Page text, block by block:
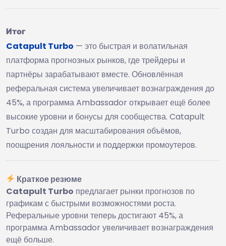
Итог
Catapult Turbo — это быстрая и волатильная
платформа прогнозных рынков, где трейдеры и
партнёры зарабатывают вместе. Обновлённая
реферальная система увеличивает вознаграждения до
45%, а программа Ambassador открывает ещё более
высокие уровни и бонусы для сообщества. Catapult
Turbo создан для масштабирования объёмов,
поощрения лояльности и поддержки промоутеров.
Краткое резюме
Catapult Turbo предлагает рынки прогнозов по
графикам с быстрыми возможностями роста.
Реферальные уровни теперь достигают 45%, а
программа Ambassador увеличивает вознаграждения
ещё больше.